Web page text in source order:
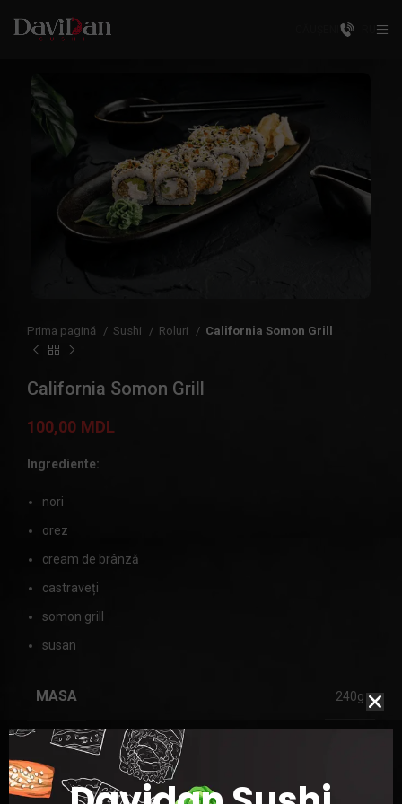
Prima pagină Sushi Roluri California Somon Grill
California Somon Grill
100,00 MDL
Ingrediente:
nori
orez
cream de brânză
castraveți
somon grill
susan
MASA 240g
ADAUGĂ ÎN COȘ